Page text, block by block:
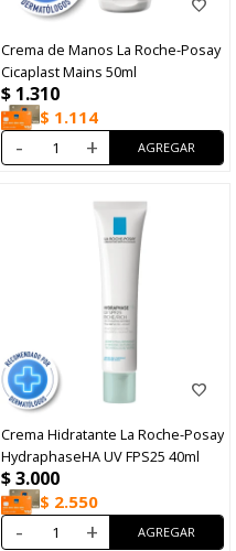
Crema de Manos La Roche-Posay
Cicaplast Mains 50ml
$ 1.310
$ 1.114
- +
Crema Hidratante La Roche-Posay
HydraphaseHA UV FPS25 40ml
$3.000
$ 2.550
- +